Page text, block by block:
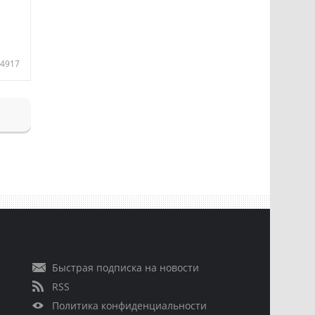
4917
Быстрая подписка на новости
RSS
Политика конфиденциальности